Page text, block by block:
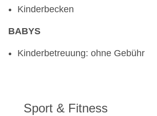
Kinderbecken
BABYS
Kinderbetreuung: ohne Gebühr
Sport & Fitness